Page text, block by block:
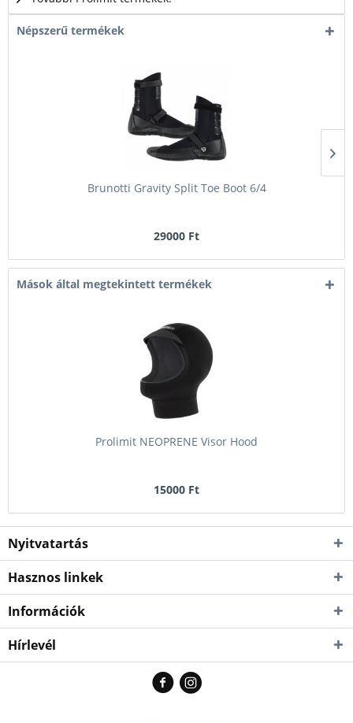
Népszerű termékek
Brunotti Gravity Split Toe Boot 6/4
29000 Ft
Mások által megtekintett termékek
Prolimit NEOPRENE Visor Hood
15000 Ft
Nyitvatartás
Hasznos linkek
Információk
Hírlevél